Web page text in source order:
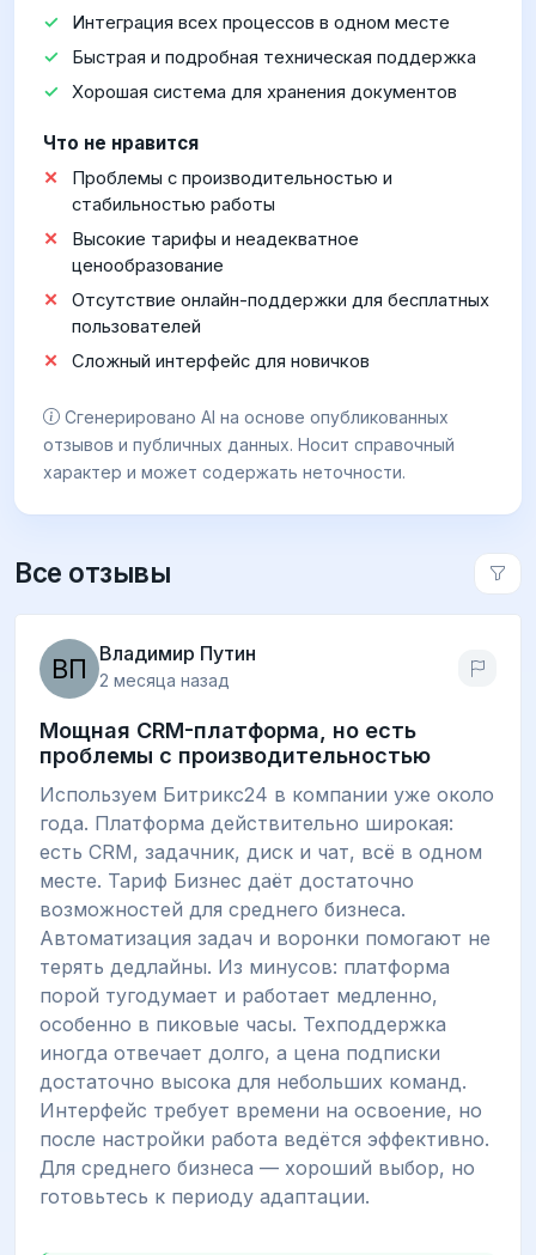
Интеграция всех процессов в одном месте
Быстрая и подробная техническая поддержка
Хорошая система для хранения документов
Что не нравится
Проблемы с производительностью и
стабильностью работы
Высокие тарифы и неадекватное
ценообразование
Отсутствие онлайн-поддержки для бесплатных
пользователей
Сложный интерфейс для новичков
Сгенерировано AI на основе опубликованных
отзывов и публичных данных. Носит справочный
характер и может содержать неточности.
Все отзывы
Владимир Путин
2 месяца назад
Мощная CRM-платформа, но есть
проблемы с производительностью
Используем Битрикс24 в компании уже около
года. Платформа действительно широкая:
есть CRM, задачник, диск и чат, всё в одном
месте. Тариф Бизнес даёт достаточно
возможностей для среднего бизнеса.
Автоматизация задач и воронки помогают не
терять дедлайны. Из минусов: платформа
порой тугодумает и работает медленно,
особенно в пиковые часы. Техподдержка
иногда отвечает долго, а цена подписки
достаточно высока для небольших команд.
Интерфейс требует времени на освоение, но
после настройки работа ведётся эффективно.
Для среднего бизнеса — хороший выбор, но
готовьтесь к периоду адаптации.